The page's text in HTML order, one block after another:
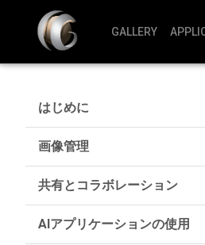
GALLERY
はじめに
画像管理
共有とコラボレーション
AIアプリケーションの使用
ZOI Proの使用
ZOI Proを使用して、阻止帯分析